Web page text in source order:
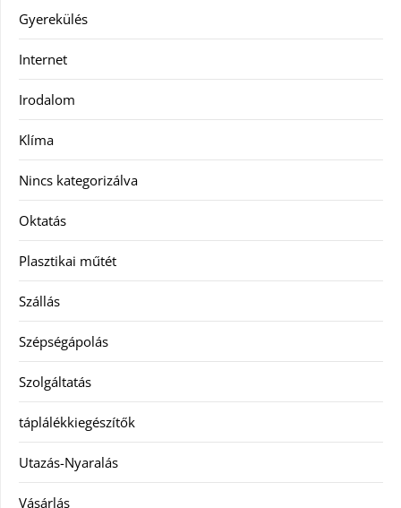
Gyerekülés
Internet
Irodalom
Klíma
Nincs kategorizálva
Oktatás
Plasztikai műtét
Szállás
Szépségápolás
Szolgáltatás
táplálékkiegészítők
Utazás-Nyaralás
Vásárlás